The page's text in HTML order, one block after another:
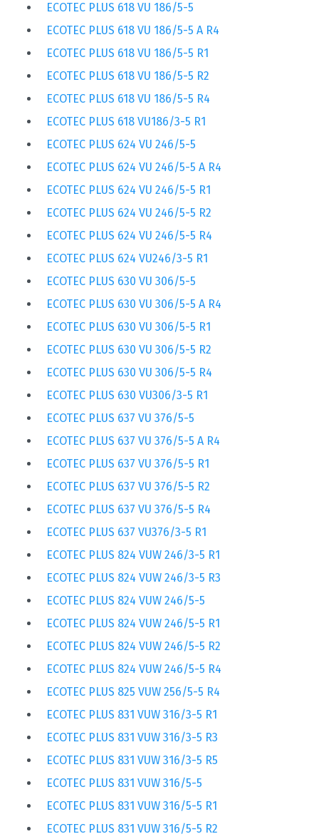
ECOTEC PLUS 618 VU 186/5-5
ECOTEC PLUS 618 VU 186/5-5 A R4
ECOTEC PLUS 618 VU 186/5-5 R1
ECOTEC PLUS 618 VU 186/5-5 R2
ECOTEC PLUS 618 VU 186/5-5 R4
ECOTEC PLUS 618 VU186/3-5 R1
ECOTEC PLUS 624 VU 246/5-5
ECOTEC PLUS 624 VU 246/5-5 A R4
ECOTEC PLUS 624 VU 246/5-5 R1
ECOTEC PLUS 624 VU 246/5-5 R2
ECOTEC PLUS 624 VU 246/5-5 R4
ECOTEC PLUS 624 VU246/3-5 R1
ECOTEC PLUS 630 VU 306/5-5
ECOTEC PLUS 630 VU 306/5-5 A R4
ECOTEC PLUS 630 VU 306/5-5 R1
ECOTEC PLUS 630 VU 306/5-5 R2
ECOTEC PLUS 630 VU 306/5-5 R4
ECOTEC PLUS 630 VU306/3-5 R1
ECOTEC PLUS 637 VU 376/5-5
ECOTEC PLUS 637 VU 376/5-5 A R4
ECOTEC PLUS 637 VU 376/5-5 R1
ECOTEC PLUS 637 VU 376/5-5 R2
ECOTEC PLUS 637 VU 376/5-5 R4
ECOTEC PLUS 637 VU376/3-5 R1
ECOTEC PLUS 824 VUW 246/3-5 R1
ECOTEC PLUS 824 VUW 246/3-5 R3
ECOTEC PLUS 824 VUW 246/5-5
ECOTEC PLUS 824 VUW 246/5-5 R1
ECOTEC PLUS 824 VUW 246/5-5 R2
ECOTEC PLUS 824 VUW 246/5-5 R4
ECOTEC PLUS 825 VUW 256/5-5 R4
ECOTEC PLUS 831 VUW 316/3-5 R1
ECOTEC PLUS 831 VUW 316/3-5 R3
ECOTEC PLUS 831 VUW 316/3-5 R5
ECOTEC PLUS 831 VUW 316/5-5
ECOTEC PLUS 831 VUW 316/5-5 R1
ECOTEC PLUS 831 VUW 316/5-5 R2